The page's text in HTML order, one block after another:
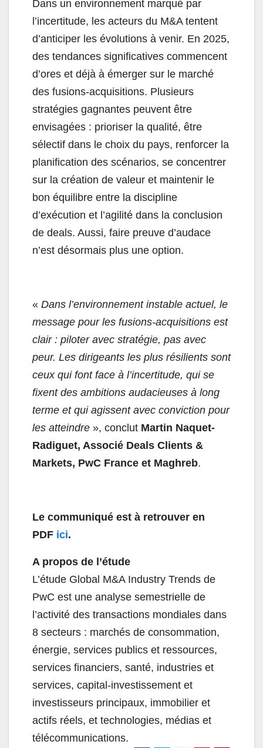
Dans un environnement marqué par
l’incertitude, les acteurs du M&A tentent
d’anticiper les évolutions à venir. En 2025,
des tendances significatives commencent
d’ores et déjà à émerger sur le marché
des fusions-acquisitions. Plusieurs
stratégies gagnantes peuvent être
envisagées : prioriser la qualité, être
sélectif dans le choix du pays, renforcer la
planification des scénarios, se concentrer
sur la création de valeur et maintenir le
bon équilibre entre la discipline
d’exécution et l’agilité dans la conclusion
de deals. Aussi, faire preuve d’audace
n’est désormais plus une option.
« Dans l’environnement instable actuel, le
message pour les fusions-acquisitions est
clair : piloter avec stratégie, pas avec
peur. Les dirigeants les plus résilients sont
ceux qui font face à l’incertitude, qui se
fixent des ambitions audacieuses à long
terme et qui agissent avec conviction pour
les atteindre », conclut Martin Naquet-
Radiguet, Associé Deals Clients &
Markets, PwC France et Maghreb.
Le communiqué est à retrouver en
PDF ici.
A propos de l’étude
L’étude Global M&A Industry Trends de
PwC est une analyse semestrielle de
l’activité des transactions mondiales dans
8 secteurs : marchés de consommation,
énergie, services publics et ressources,
services financiers, santé, industries et
services, capital-investissement et
investisseurs principaux, immobilier et
actifs réels, et technologies, médias et
télécommunications.